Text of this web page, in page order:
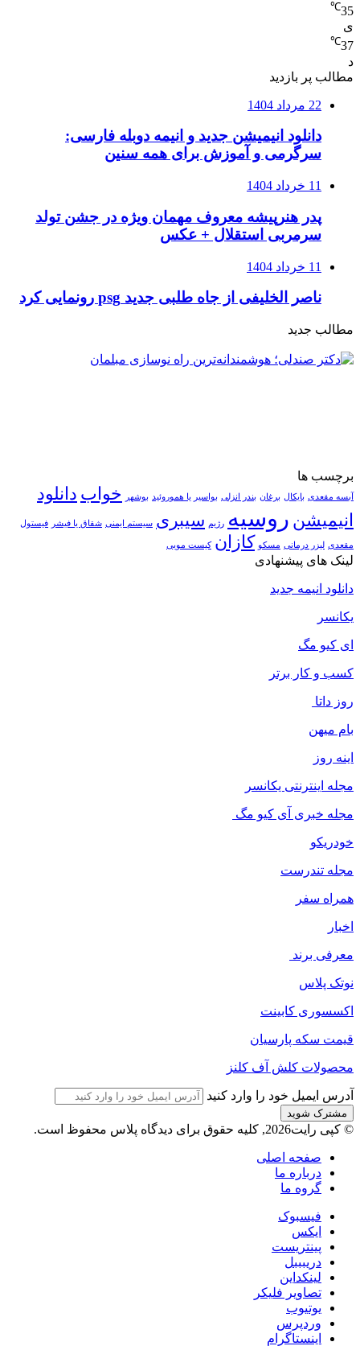
35
℃
ی
37
℃
د
مطالب پر بازدید
22 مرداد 1404
دانلود انیمیشن جدید و انیمه دوبله فارسی:
سرگرمی و آموزش برای همه سنین
11 خرداد 1404
پدر هنرپیشه معروف مهمان ویژه در جشن تولد
سرمربی استقلال + عکس
11 خرداد 1404
ناصر الخلیفی از جاه طلبی جدید psg رونمایی کرد
مطالب جدید
برچسب ها
آبسه مقعدی بایکال برغان بندر انزلی بواسیر یا هموروئید بوشهر خواب دانلود
انیمیشن روسیه رژیم سیبری سیستم ایمنی شقاق یا فیشر فیستول
مقعدی لیزر درمانی مسکو کازان کیست مویی
لینک های پیشنهادی
دانلود انیمه جدید
یکانسر
ای کیو مگ
کسب و کار برتر
روز داتا
بام میهن
اینه روز
مجله اینترنتی یکانسر
مجله خبری آی کیو مگ
خودریکو
مجله‌ تندرست
همراه سفر
اخبار
معرفی برند
نوتک پلاس
اکسسوری کابینت
قیمت سکه پارسیان
محصولات کلش آف کلنز
آدرس ایمیل خود را وارد کنید
© کپی رایت2026, کلیه حقوق برای دیدگاه پلاس محفوظ است.
صفحه اصلی
درباره ما
گروه ما
فیسبوک
ایکس
پینتریست
دریبببل
لینکداین
تصاویر فلیکر
یوتیوب
وردپرس
اینستاگرام